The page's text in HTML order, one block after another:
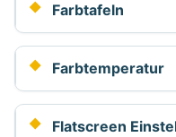
Farbtafeln
Farbtemperatur
Flatscreen